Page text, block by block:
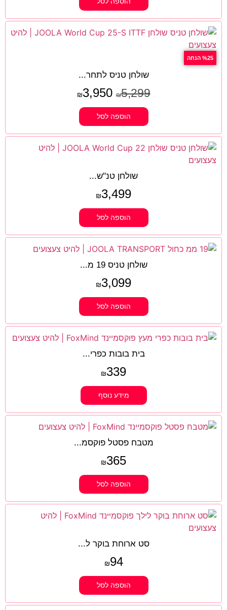
%25 הנחה
שולחן טניס לתחר...
₪5,299
₪3,950
הוספה לסל
שולחן טנ"ש...
₪3,499
הוספה לסל
שולחן טניס 19 מ...
₪3,099
הוספה לסל
בית בובות כפרי...
₪339
מידע נוסף
מטבח פסטל פוקסמ...
₪365
הוספה לסל
סט ארוחת בוקר ל...
₪94
הוספה לסל